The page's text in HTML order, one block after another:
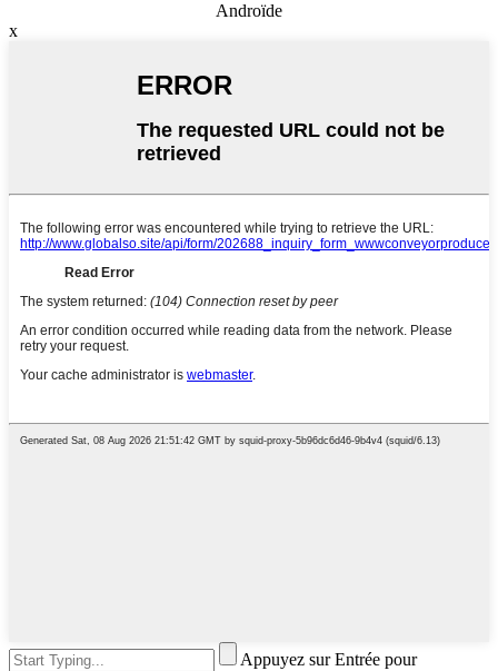
Androïde
x
Appuyez sur Entrée pour